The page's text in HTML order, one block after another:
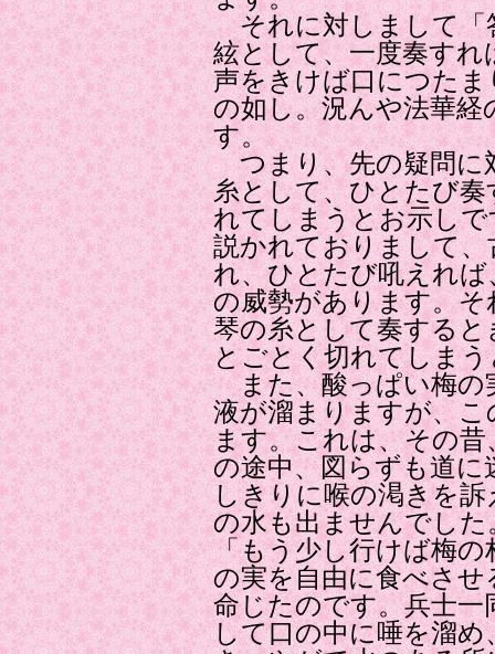
それに対しまして「
絃として、一度奏す
声をきけば口につた
の如し。況んや法華
す。
つまり、先の疑問に
糸として、ひとたび
れてしまうとお示し
説かれておりまして
れ、ひとたび吼えれ
の威勢があります。
琴の糸として奏する
とごとく切れてしま
また、酸っぱい梅の
液が溜まりますが、
ます。これは、その
の途中、図らずも道に
しきりに喉の渇きを
の水も出ませんでし
「もう少し行けば梅
の実を自由に食べさ
命じたのです。兵士
して口の中に唾を溜